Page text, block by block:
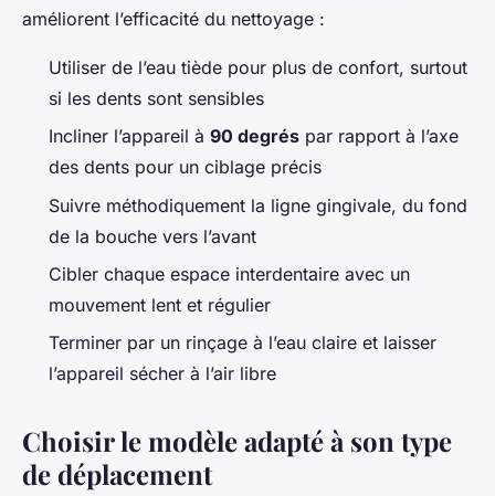
améliorent l’efficacité du nettoyage :
Utiliser de l’eau tiède pour plus de confort, surtout
si les dents sont sensibles
Incliner l’appareil à 90 degrés par rapport à l’axe
des dents pour un ciblage précis
Suivre méthodiquement la ligne gingivale, du fond
de la bouche vers l’avant
Cibler chaque espace interdentaire avec un
mouvement lent et régulier
Terminer par un rinçage à l’eau claire et laisser
l’appareil sécher à l’air libre
Choisir le modèle adapté à son type
de déplacement